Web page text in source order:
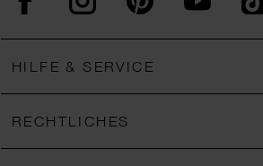
HILFE & SERVICE
RECHTLICHES